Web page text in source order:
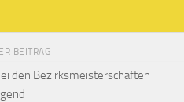
BEITRAG
den Bezirksmeisterschaften